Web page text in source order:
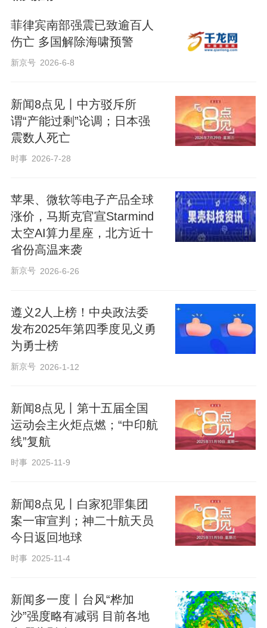
菲律宾南部强震已致逾百人
伤亡 多国解除海啸预警
新京号 2026-6-8
新闻8点见丨中方驳斥所
谓“产能过剩”论调；日本强
震数人死亡
时事 2026-7-28
苹果、微软等电子产品全球
涨价，马斯克官宣Starmind
太空AI算力星座，北方近十
省份高温来袭
新京号 2026-6-26
遵义2人上榜！中央政法委
发布2025年第四季度见义勇
为勇士榜
新京号 2026-1-12
新闻8点见丨第十五届全国
运动会主火炬点燃；“中印航
线”复航
时事 2025-11-9
新闻8点见丨白家犯罪集团
案一审宣判；神二十航天员
今日返回地球
时事 2025-11-4
新闻多一度丨台风“桦加
沙”强度略有减弱 目前各地